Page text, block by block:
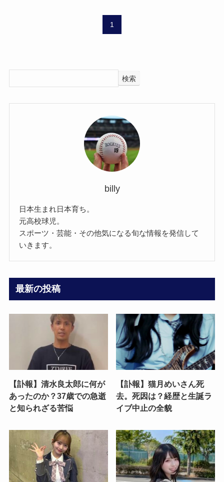
1
検索
billy
日本生まれ日本育ち。
元高校球児。
スポーツ・芸能・その他気になる旬な情報を発信して
いきます。
最新の投稿
【訃報】清水良太郎に何が
あったのか？37歳での急逝
と知られざる苦悩
【訃報】猫月めいさん死
去。死因は？経歴と生誕ラ
イブ中止の全貌